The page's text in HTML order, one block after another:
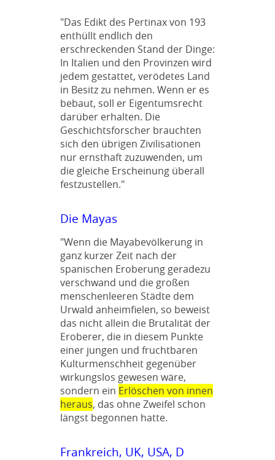
"Das Edikt des Pertinax von 193
enthüllt endlich den
erschreckenden Stand der Dinge:
In Italien und den Provinzen wird
jedem gestattet, verödetes Land
in Besitz zu nehmen. Wenn er es
bebaut, soll er Eigentumsrecht
darüber erhalten. Die
Geschichtsforscher brauchten
sich den übrigen Zivilisationen
nur ernsthaft zuzuwenden, um
die gleiche Erscheinung überall
festzustellen."
Die Mayas
"Wenn die Mayabevölkerung in
ganz kurzer Zeit nach der
spanischen Eroberung geradezu
verschwand und die großen
menschenleeren Städte dem
Urwald anheimfielen, so beweist
das nicht allein die Brutalität der
Eroberer, die in diesem Punkte
einer jungen und fruchtbaren
Kulturmenschheit gegenüber
wirkungslos gewesen wäre,
sondern ein Erlöschen von innen
heraus, das ohne Zweifel schon
längst begonnen hatte.
Frankreich, UK, USA, D